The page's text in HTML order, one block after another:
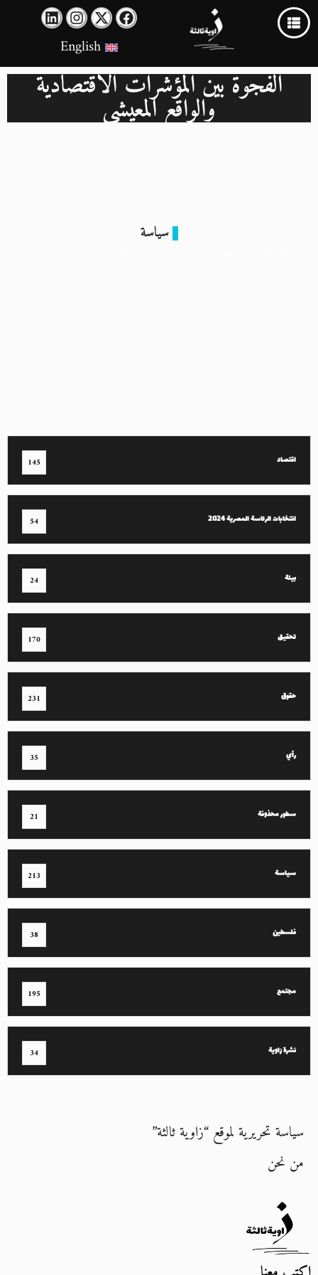
English
الفجوة بين المؤشرات الاقتصادية
والواقع المعيشي
سياسة
اقتصاد 145
انتخابات الرئاسة المصرية 2024 54
بيئة 24
تحقيق 170
حقوق 231
رأي 35
سطور محذوفة 21
سياسة 213
فلسطين 38
مجتمع 195
نشرة زاوية 34
سياسة تحريرية لموقع “زاوية ثالثة”
من نحن